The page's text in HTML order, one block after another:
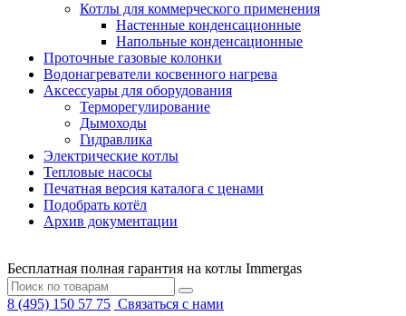
Котлы для коммерческого применения
Настенные конденсационные
Напольные конденсационные
Проточные газовые колонки
Водонагреватели косвенного нагрева
Аксессуары для оборудования
Терморегулирование
Дымоходы
Гидравлика
Электрические котлы
Тепловые насосы
Печатная версия каталога с ценами
Подобрать котёл
Архив документации
Бесплатная полная гарантия на котлы Immergas
8 (495) 150 57 75 Связаться с нами